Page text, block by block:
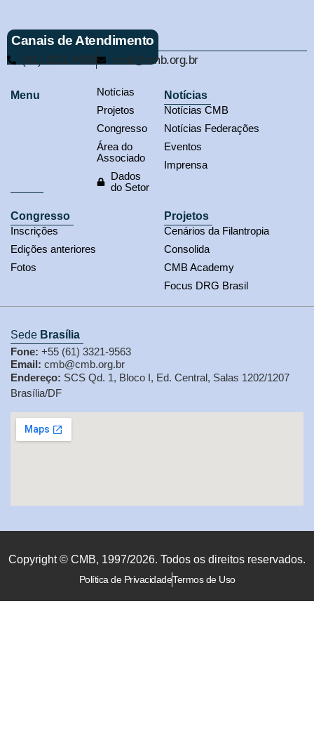
Canais de Atendimento
(61) 3321-9563 cmb@cmb.org.br
Menu
Notícias
Projetos
Congresso
Área do
Associado
Dados
do Setor
Notícias
Notícias CMB
Notícias Federações
Eventos
Imprensa
Congresso
Inscrições
Edições anteriores
Fotos
Projetos
Cenários da Filantropia
Consolida
CMB Academy
Focus DRG Brasil
Sede Brasília
Fone: +55 (61) 3321-9563
Email: cmb@cmb.org.br
Endereço: SCS Qd. 1, Bloco I, Ed. Central, Salas 1202/1207
Brasília/DF
Copyright © CMB, 1997/2026. Todos os direitos reservados.
Política de PrivacidadeTermos de Uso